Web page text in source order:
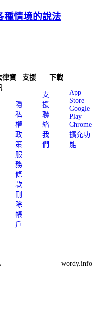
種情境的說法
律資
隱
私
權
政
策
服
務
條
款
刪
除
帳
戶
支援
支
援
聯
絡
我
們
下載
App
Store
Google
Play
Chrome
擴充功
能
wordy.info